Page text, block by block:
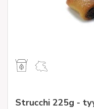
Strucchi 225g -